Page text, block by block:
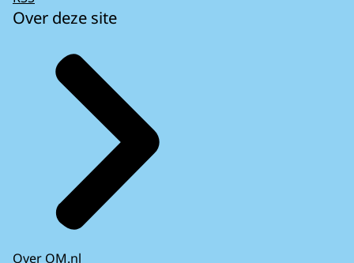
Over deze site
Over OM.nl